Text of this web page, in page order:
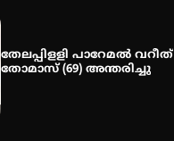
തേലപ്പിളളി പാറേമൽ വറീത്
തോമാസ് (69) അന്തരിച്ചു